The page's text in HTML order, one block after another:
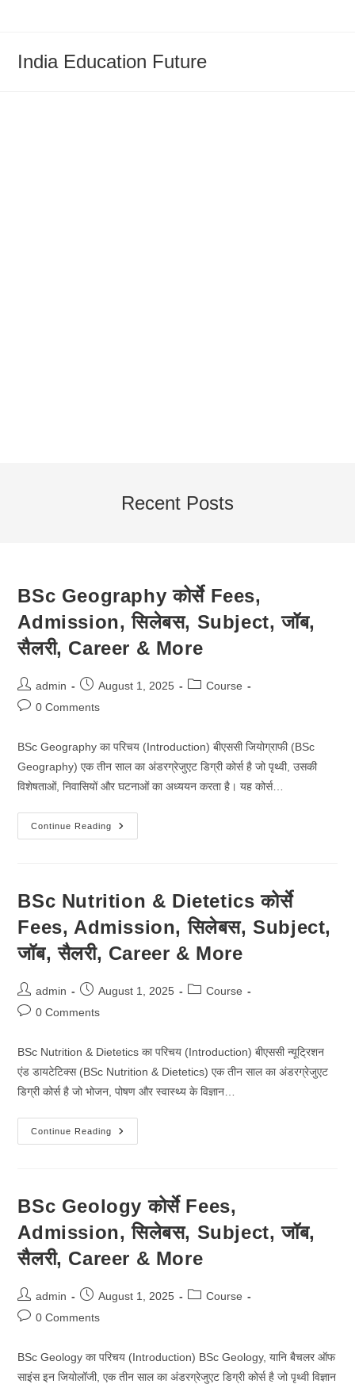
India Education Future
Recent Posts
BSc Geography कोर्से Fees,
Admission, सिलेबस, Subject, जॉब,
सैलरी, Career & More
Post
author:
admin
PostAugust 1, 2025
PostCourse
Post0 Comments
BSc Geography का परिचय (Introduction) बीएससी जियोग्राफी (BSc
Geography) एक तीन साल का अंडरग्रेजुएट डिग्री कोर्स है जो पृथ्वी, उसकी
विशेषताओं, निवासियों और घटनाओं का अध्ययन करता है। यह कोर्स…
Continue Reading
BSc
Geography
Subject,
जॉब,
Career
&
More
BSc Nutrition & Dietetics कोर्से
Fees, Admission, सिलेबस, Subject,
जॉब, सैलरी, Career & More
Post
author:
admin
PostAugust 1, 2025
PostCourse
Post0 Comments
BSc Nutrition & Dietetics का परिचय (Introduction) बीएससी न्यूट्रिशन
एंड डायटेटिक्स (BSc Nutrition & Dietetics) एक तीन साल का अंडरग्रेजुएट
डिग्री कोर्स है जो भोजन, पोषण और स्वास्थ्य के विज्ञान…
Continue Reading
BSc
Nutrition
Admission,
सिलेबस,
Subject,
जॉब,
सैलरी,
Career
&
BSc Geology कोर्से Fees,
Admission, सिलेबस, Subject, जॉब,
सैलरी, Career & More
Post
author:
admin
PostAugust 1, 2025
PostCourse
Post0 Comments
BSc Geology का परिचय (Introduction) BSc Geology, यानि बैचलर ऑफ
साइंस इन जियोलॉजी, एक तीन साल का अंडरग्रेजुएट डिग्री कोर्स है जो पृथ्वी विज्ञान